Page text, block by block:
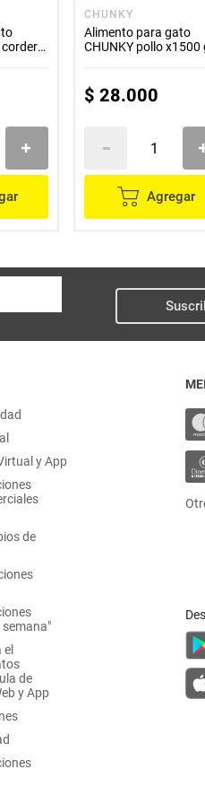
cordero
CHUNKY
Alimento para gato
CHUNKY pollo x1500
$ 28.000
Agregar
y App
de
semana"
de
y App